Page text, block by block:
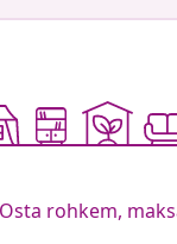
Osta rohkem,